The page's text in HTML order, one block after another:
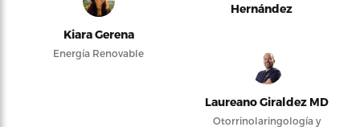
Kiara Gerena
Energía Renovable
Hernández
Laureano Giraldez MD
Otorrinolaringología y